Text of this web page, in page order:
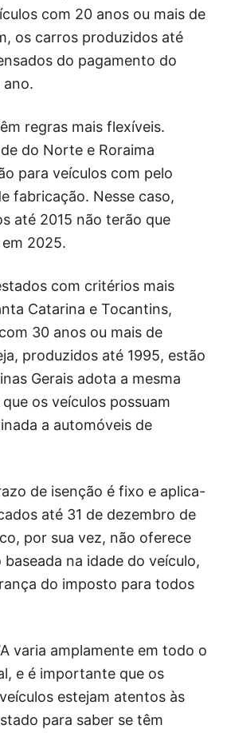
com 20 anos ou mais de
os carros produzidos até
do pagamento do
ano.
regras mais flexíveis.
do Norte e Roraima
para veículos com pelo
fabricação. Nesse caso,
até 2015 não terão que
2025.
com critérios mais
Catarina e Tocantins,
30 anos ou mais de
produzidos até 1995, estão
Gerais adota a mesma
os veículos possuam
a automóveis de
de isenção é fixo e aplica-
até 31 de dezembro de
por sua vez, não oferece
baseada na idade do veículo,
do imposto para todos
varia amplamente em todo o
e é importante que os
estejam atentos às
para saber se têm